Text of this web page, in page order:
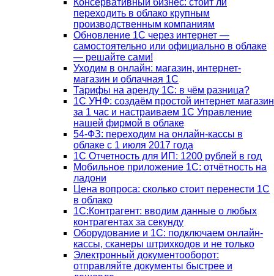
переходить в облако крупным
производственным компаниям
Обновление 1С через интернет —
самостоятельно или официально в облаке
— решайте сами!
Уходим в онлайн: магазин, интернет-
магазин и облачная 1С
Тарифы на аренду 1С: в чём разница?
1С УНФ: создаём простой интернет магазин
за 1 час и настраиваем 1С Управление
нашей фирмой в облаке
54-ФЗ: переходим на онлайн-кассы в
облаке с 1 июля 2017 года
1С Отчетность для ИП: 1200 рублей в год
Мобильное приложение 1С: отчётность на
ладони
Цена вопроса: сколько стоит перенести 1С
в облако
1С:Контрагент: вводим данные о любых
контрагентах за секунду
Оборудование и 1С: подключаем онлайн-
кассы, сканеры штрихкодов и не только
Электронный документооборот:
отправляйте документы быстрее и